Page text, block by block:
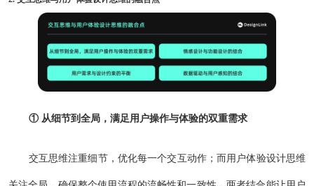
① 从细节到全局，满足用户操作与体验的双重需求
交互思维注重细节，优化每一个交互动作；而用户体验设计思维